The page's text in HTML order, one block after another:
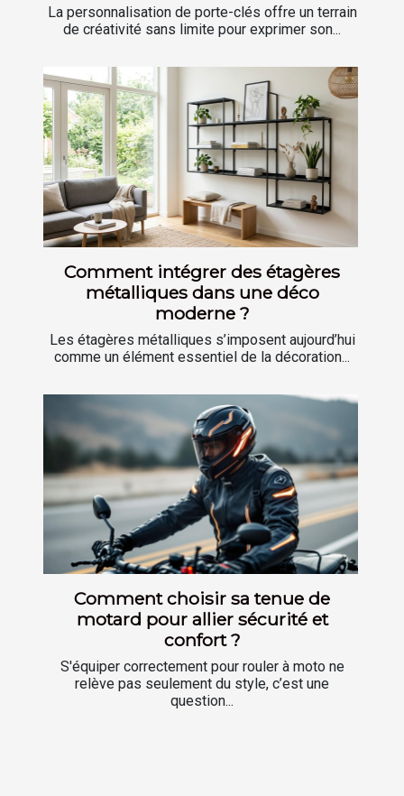
La personnalisation de porte-clés offre un terrain
de créativité sans limite pour exprimer son...
Comment intégrer des étagères
métalliques dans une déco
moderne ?
Les étagères métalliques s’imposent aujourd’hui
comme un élément essentiel de la décoration...
Comment choisir sa tenue de
motard pour allier sécurité et
confort ?
S'équiper correctement pour rouler à moto ne
relève pas seulement du style, c’est une
question...